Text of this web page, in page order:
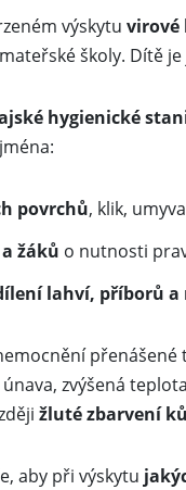
výskytu virové
školy. Dítě
hygienické
povrchů, klik,
žáků o nutnosti
lahví, příborů a
přenášené
zvýšená
žluté zbarvení
aby při výskytu